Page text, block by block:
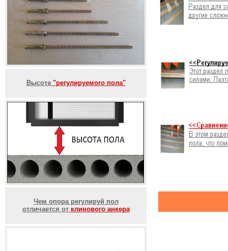
Высота "регулируемого пола"
Чем опора регулируй пол
отличается от клинового анкера